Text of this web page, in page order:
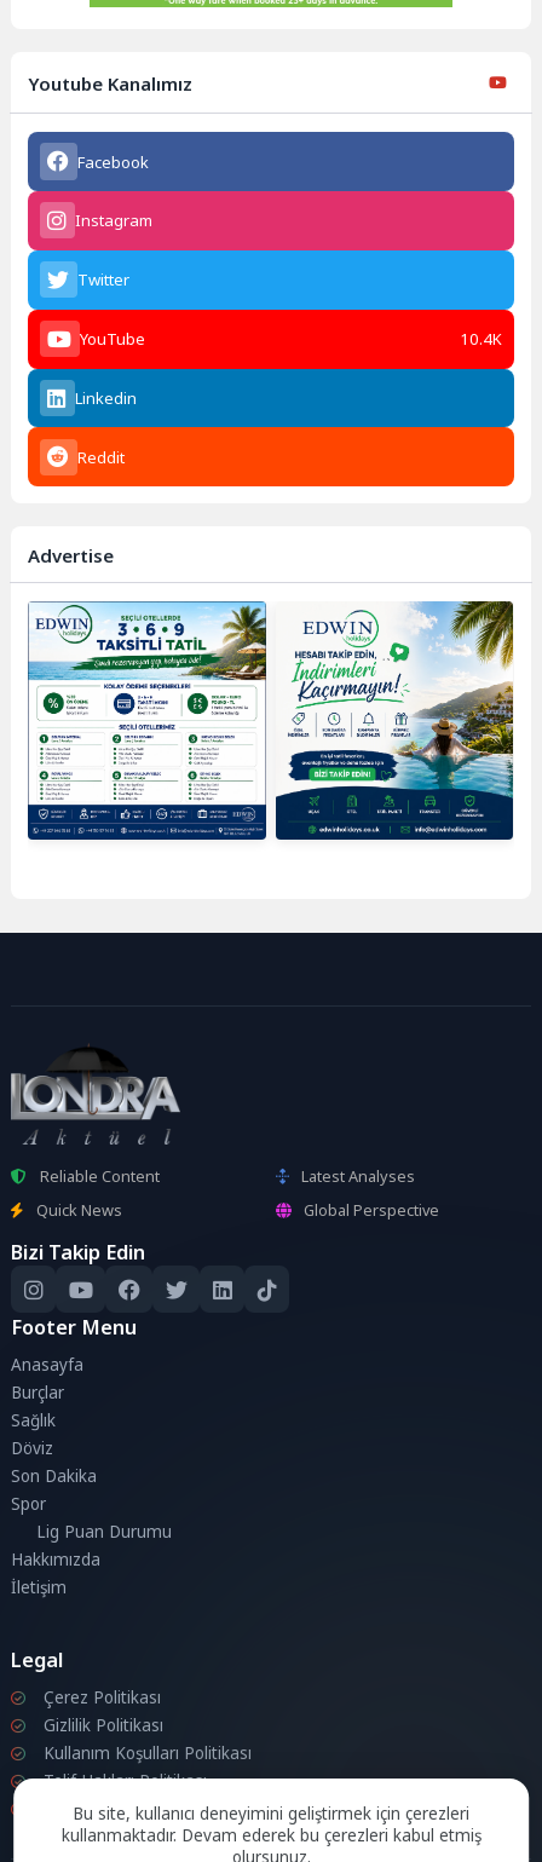
Youtube Kanalımız
Facebook
Instagram
Twitter
YouTube 10.4K
Linkedin
Reddit
Advertise
Reliable Content
Latest Analyses
Quick News
Global Perspective
Bizi Takip Edin
Footer Menu
Anasayfa
Burçlar
Sağlık
Döviz
Son Dakika
Spor
Lig Puan Durumu
Hakkımızda
İletişim
Legal
Çerez Politikası
Gizlilik Politikası
Kullanım Koşulları Politikası
Telif Hakları Politikası
İletişim
Bu site, kullanıcı deneyimini geliştirmek için çerezleri
kullanmaktadır. Devam ederek bu çerezleri kabul etmiş
olursunuz.